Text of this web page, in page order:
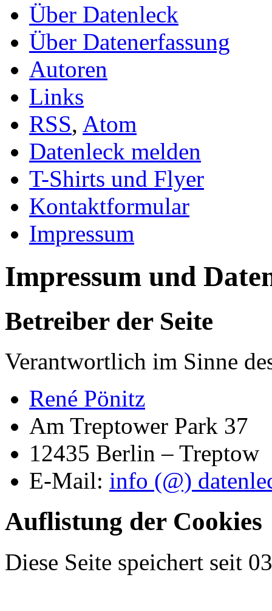
Über Datenleck
Über Datenerfassung
Autoren
Links
RSS, Atom
Datenleck melden
T-Shirts und Flyer
Kontaktformular
Impressum
Impressum und
Betreiber der Seite
Verantwortlich im Sinne
René Pönitz
Am Treptower Park 37
12435 Berlin – Treptow
E-Mail: info (@)
Auflistung der Cookies
Diese Seite speichert seit